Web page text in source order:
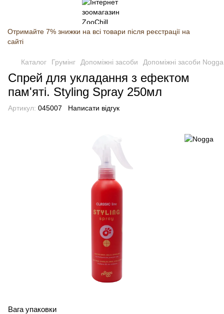
Отримайте 7% знижки на всі товари після реєстрації на
сайті
Каталог Грумінг Допоміжні засоби Допоміжні засоби Nogga
Спрей для укладання з ефектом
пам'яті. Styling Spray 250мл
Артикул: 045007 Написати відгук
Вага упаковки